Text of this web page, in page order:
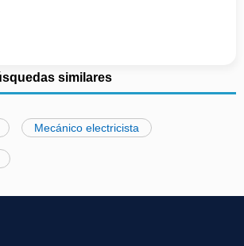
similares
Mecánico electricista